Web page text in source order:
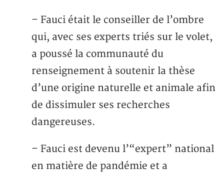
– Fauci était le conseiller de l’ombre
qui, avec ses experts triés sur le volet,
a poussé la communauté du
renseignement à soutenir la thèse
d’une origine naturelle et animale afin
de dissimuler ses recherches
dangereuses.
– Fauci est devenu l’“expert” national
en matière de pandémie et a